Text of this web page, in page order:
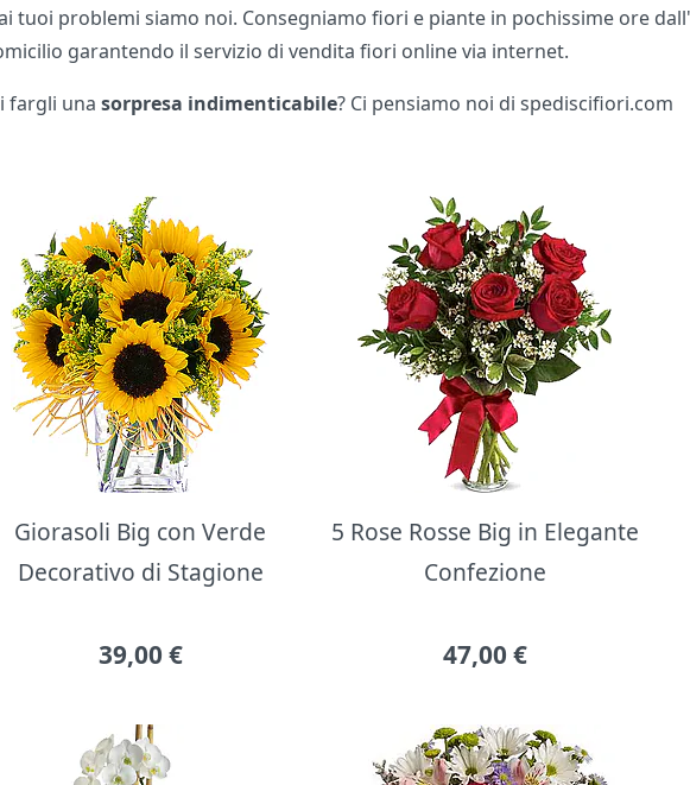
tuoi problemi siamo noi. Consegniamo fiori e piante in pochissime ore
garantendo il servizio di vendita fiori online via internet.
fargli unasorpresa indimenticabile? Ci pensiamo noi di spediscifiori.com
Giorasoli Big con Verde
Decorativo di Stagione
39,00 €
5 Rose Rosse Big in Elegante
Confezione
47,00 €